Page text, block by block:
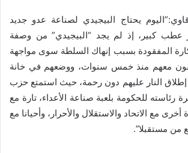
يحتاج البيجيدي لصناعة عدو جديد
عطب كبير، إذ لم يجد “البيجيدي” من وصفة
المفقودة بسبب إنهاك السلطة سوى مواجهة
معهم منذ خمس سنوات، ووضعهم في خانة
النار عليهم دون رحمة، حيث استمتع حزب
رئاسته للحكومة بلعبة صناعة الأعداء، تارة مع
أخرى مع الاتحاد والاستقلال والأحرار، وأحيانا مع
من مستقبلا”.